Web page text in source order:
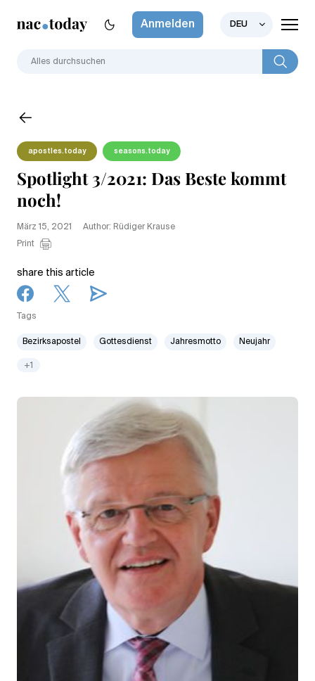
Anmelden DEU
apostles.today seasons.today
Spotlight 3/2021: Das Beste kommt
noch!
März 15, 2021
Author: Rüdiger Krause
Print
share this article
Tags
Bezirksapostel Gottesdienst Jahresmotto Neujahr
+1